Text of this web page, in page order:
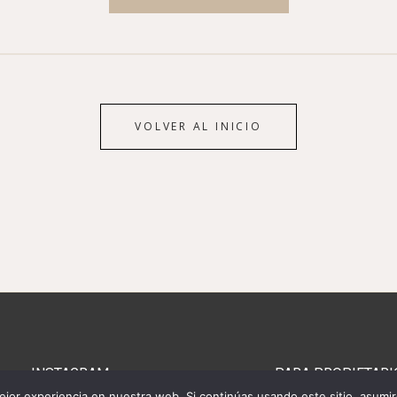
VOLVER AL INICIO
INSTAGRAM
> PARA